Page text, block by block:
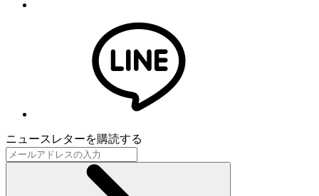
ニュースレターを購読する